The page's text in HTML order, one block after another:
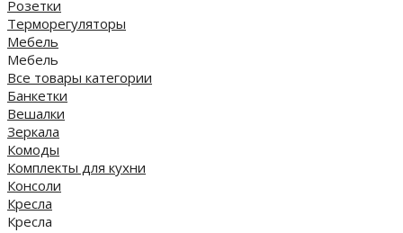
Розетки
Терморегуляторы
Мебель
Мебель
Все товары категории
Банкетки
Вешалки
Зеркала
Комоды
Комплекты для кухни
Консоли
Кресла
Кресла